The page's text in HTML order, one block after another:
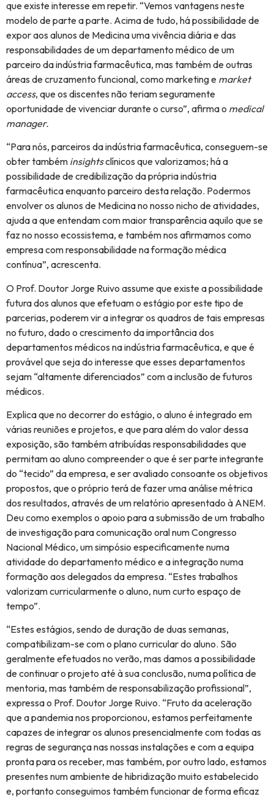
que existe interesse em repetir. “Vemos vantagens neste
modelo de parte a parte. Acima de tudo, há possibilidade de
expor aos alunos de Medicina uma vivência diária e das
responsabilidades de um departamento médico de um
parceiro da indústria farmacêutica, mas também de outras
áreas de cruzamento funcional, como marketing e market
access, que os discentes não teriam seguramente
oportunidade de vivenciar durante o curso”, afirma o medical
manager.
“Para nós, parceiros da indústria farmacêutica, conseguem-se
obter também insightsclínicos que valorizamos; há a
possibilidade de credibilização da própria indústria
farmacêutica enquanto parceiro desta relação. Podermos
envolver os alunos de Medicina no nosso nicho de atividades,
ajuda a que entendam com maior transparência aquilo que se
faz no nosso ecossistema, e também nos afirmamos como
empresa com responsabilidade na formação médica
contínua”, acrescenta.
O Prof. Doutor Jorge Ruivo assume que existe a possibilidade
futura dos alunos que efetuam o estágio por este tipo de
parcerias, poderem vir a integrar os quadros de tais empresas
no futuro, dado o crescimento da importância dos
departamentos médicos na indústria farmacêutica, e que é
provável que seja do interesse que esses departamentos
sejam “altamente diferenciados” com a inclusão de futuros
médicos.
Explica que no decorrer do estágio, o aluno é integrado em
várias reuniões e projetos, e que para além do valor dessa
exposição, são também atribuídas responsabilidades que
permitam ao aluno compreender o que é ser parte integrante
do “tecido” da empresa, e ser avaliado consoante os objetivos
propostos, que o próprio terá de fazer uma análise métrica
dos resultados, através de um relatório apresentado à ANEM.
Deu como exemplos o apoio para a submissão de um trabalho
de investigação para comunicação oral num Congresso
Nacional Médico, um simpósio especificamente numa
atividade do departamento médico e a integração numa
formação aos delegados da empresa. “Estes trabalhos
valorizam curricularmente o aluno, num curto espaço de
tempo”.
“Estes estágios, sendo de duração de duas semanas,
compatibilizam-se com o plano curricular do aluno. São
geralmente efetuados no verão, mas damos a possibilidade
de continuar o projeto até à sua conclusão, numa política de
mentoria, mas também de responsabilização profissional”,
expressa o Prof. Doutor Jorge Ruivo. “Fruto da aceleração
que a pandemia nos proporcionou, estamos perfeitamente
capazes de integrar os alunos presencialmente com todas as
regras de segurança nas nossas instalações e com a equipa
pronta para os receber, mas também, por outro lado, estamos
presentes num ambiente de hibridização muito estabelecido
e, portanto conseguimos também funcionar de forma eficaz